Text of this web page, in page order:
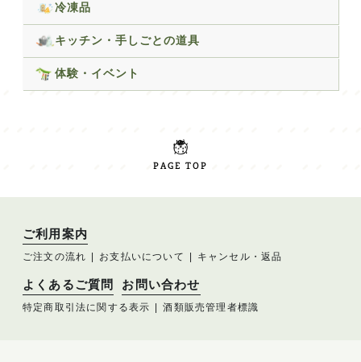
冷凍品
キッチン・手しごとの道具
体験・イベント
PAGE TOP
ご利用案内
ご注文の流れ お支払いについて キャンセル・返品
よくあるご質問 お問い合わせ
特定商取引法に関する表示 酒類販売管理者標識